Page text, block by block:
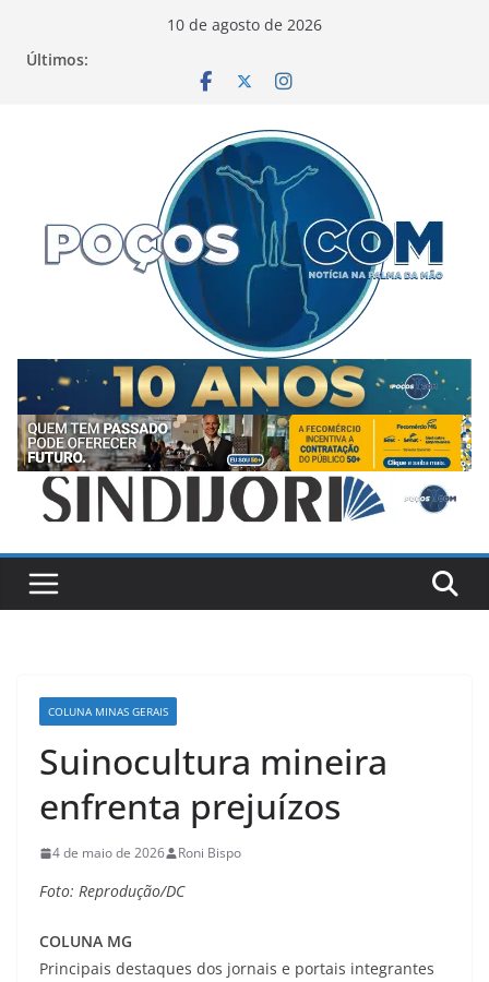
10 de agosto de 2026
Últimos:
COLUNA MINAS GERAIS
Suinocultura mineira
enfrenta prejuízos
4 de maio de 2026 Roni Bispo
Foto: Reprodução/DC
COLUNA MG
Principais destaques dos jornais e portais integrantes